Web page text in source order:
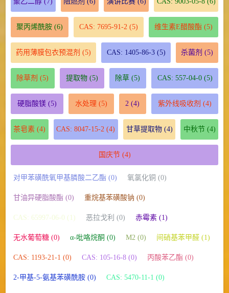
聚丙烯酰胺(6) CAS: 7695-91-2 (5) 维生素E醋酸酯 (5)
药用薄膜包衣预混剂 (5) CAS: 1405-86-3(5) 杀菌剂 (5)
除草剂 (5) 提取物(5) 除草 (5) CAS: 557-04-0(5)
硬脂酸镁(5) 水处理 (5) 2 (4) 紫外线吸收剂 (4)
茶皂素 (4) CAS: 8047-15-2 (4) 甘草提取物(4) 中秋节(4)
国庆节(4)
对甲苯磺酰氧甲基膦酸二乙酯 (0) 氧氯化铜 (0)
甘油异硬脂酸酯 (0) 重烷基苯磺酸钠 (0)
CAS: 65997-06-0 (1) 恶拉戈利 (0) 赤霉素 (1)
无水葡萄糖 (0) α-吡咯烷酮 (0) M2 (0) 间硝基苯甲醛 (1)
CAS: 1193-21-1 (0) CAS: 105-16-8 (0) 丙酸苯乙酯 (0)
2-甲基-5-氨基苯磺酰胺 (0) CAS: 5470-11-1 (0)